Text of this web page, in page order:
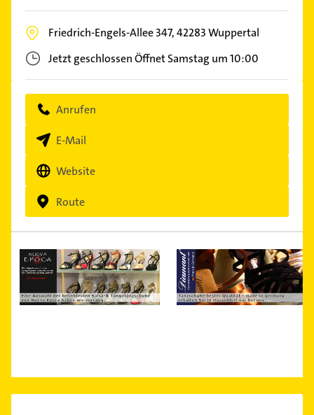
Friedrich-Engels-Allee 347,42283Wuppertal
Jetzt geschlossenÖffnet Samstag um 10:00
Anrufen
E-Mail
Website
Route